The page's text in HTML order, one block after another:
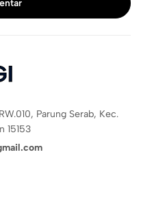
Parung Serab, Kec.
15153